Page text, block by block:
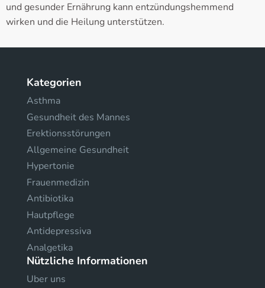
und gesunder Ernährung kann entzündungshemmend
wirken und die Heilung unterstützen.
Kategorien
Asthma
Gesundheit des Mannes
Erektionsstörungen
Allgemeine Gesundheit
Hypertonie
Frauenmedizin
Antibiotika
Hautpflege
Antidepressiva
Analgetika
Nützliche Informationen
Uber uns